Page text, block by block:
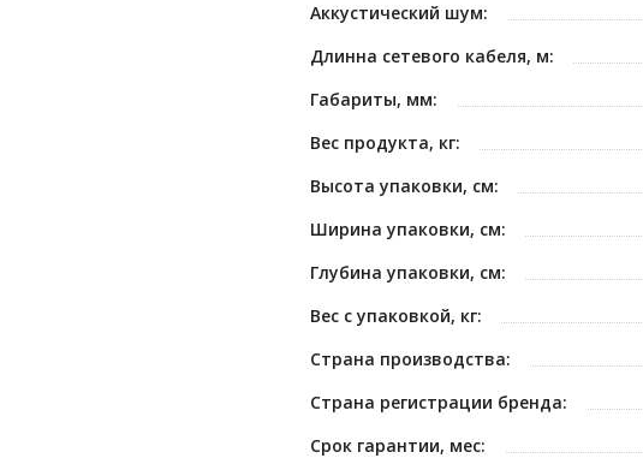
Аккустический шум:
Длинна сетевого кабеля, м:
Габариты, мм:
Вес продукта, кг:
Высота упаковки, см:
Ширина упаковки, см:
Глубина упаковки, см:
Вес с упаковкой, кг:
Страна производства:
Страна регистрации бренда:
Срок гарантии, мес: